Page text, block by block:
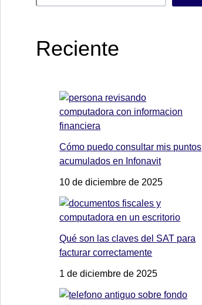
Reciente
Cómo puedo consultar mis puntos
acumulados en Infonavit
10 de diciembre de 2025
Qué son las claves del SAT para
facturar correctamente
1 de diciembre de 2025